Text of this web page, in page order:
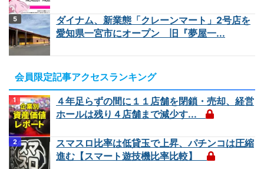
ダイナム、新業態「クレーンマート」2号店を
愛知県一宮市にオープン 旧『夢屋一...
会員限定記事アクセスランキング
４年足らずの間に１１店舗を閉鎖・売却、経営
ホールは残り４店舗まで減少す...
スマスロ比率は低貸玉で上昇、パチンコは圧縮
進む【スマート遊技機比率比較】